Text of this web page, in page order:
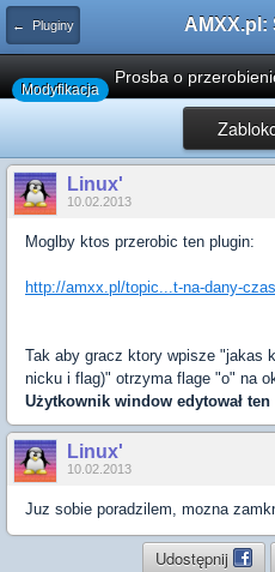
← Pluginy
Modyfikacja
Prosba o
Linux'
10.02.2013
Moglby ktos przerobic ten plugin:
http://amxx.pl/topic...t-na-dany-
Tak aby gracz ktory wpisze "jakas
nicku i flag)" otrzyma flage "o" na
Użytkownik window edytował
Linux'
10.02.2013
Juz sobie poradzilem, mozna
Udostępnij